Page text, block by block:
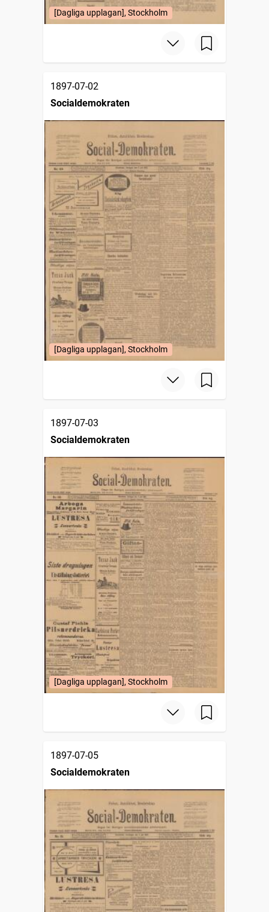
[Dagliga upplagan], Stockholm
1897-07-02
Socialdemokraten
[Dagliga upplagan], Stockholm
1897-07-03
Socialdemokraten
[Dagliga upplagan], Stockholm
1897-07-05
Socialdemokraten